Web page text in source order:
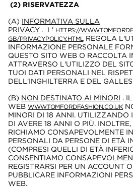
(2) RISERVATEZZA
(A) INFORMATIVA SULLA
PRIVACY . L' HTTPS://
GB/PRIVACYPOLICY.HTML REGOLA
INFORMAZIONE PERSONALE
QUESTO SITO WEB O RACCOLTA
ATTRAVERSO L'UTILIZZO DEL
TUOI DATI PERSONALI NEL
DELL'INGHILTERRA E DEL
(B) NON DESTINATO AI MINORI .
WEB WWW.TOMFORDFASHION.CO.UK
MINORI DI 18 ANNI. UTILIZZANDO
DI AVERE 18 ANNI O PIÙ.
RICHIAMO CONSAPEVOLMENTE
PERSONALI DA PERSONE DI ETÀ
(COMPRESI QUELLI DI ETÀ
CONSENTIAMO
REGISTRARSI PER UN ACCOUNT
PUBBLICARE INFORMAZIONI
WEB.